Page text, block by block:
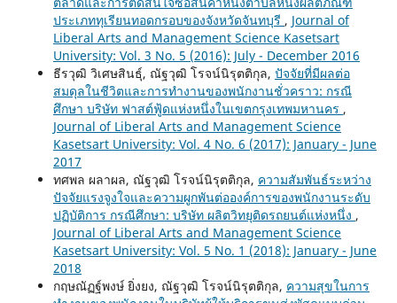
ประเภททุเรียนทอดกรอบของจังหวัดจันทบุรี , Journal of
Liberal Arts and Management Science Kasetsart
University: Vol. 3 No. 5 (2016): July - December 2016
ธีรวุฒิ วิเศษสินธุ์, ณัฐวุฒิ โรจน์นิรุตติกุล, ปัจจัยที่มีผลต่อ
สมดุลในชีวิตและการทำงานของพนักงานชั่วคราว: กรณี
ศึกษา บริษัท ฟาสต์ฟู้ดแห่งหนึ่งในเขตกรุงเทพมหานคร ,
Journal of Liberal Arts and Management Science
Kasetsart University: Vol. 4 No. 6 (2017): January - June
2017
ทศพล ผลาผล, ณัฐวุฒิ โรจน์นิรุตติกุล, ความสัมพันธ์ระหว่าง
ปัจจัยแรงจูงใจและความผูกพันต่อองค์การของพนักงานระดับ
ปฏิบัติการ กรณีศึกษา: บริษัท ผลิตวิทยุติดรถยนต์แห่งหนึ่ง ,
Journal of Liberal Arts and Management Science
Kasetsart University: Vol. 5 No. 1 (2018): January - June
2018
กฤษณัฏฐ์พงษ์ ยิ่งยง, ณัฐวุฒิ โรจน์นิรุตติกุล, ความสุขในการ